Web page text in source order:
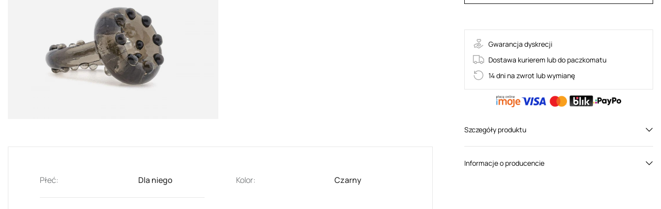
Płeć: Dla niego Kolor: Czarny
Gwarancja dyskrecji
Dostawa kurierem lub do paczkomatu
14 dni na zwrot lub wymianę
Szczegóły produktu
Informacje o producencie